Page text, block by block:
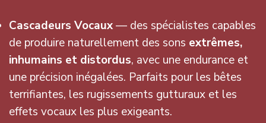
Cascadeurs Vocaux— des spécialistes capables
de produire naturellement des sons extrêmes,
inhumains et distordus, avec une endurance et
une précision inégalées. Parfaits pour les bêtes
terrifiantes, les rugissements gutturaux et les
effets vocaux les plus exigeants.